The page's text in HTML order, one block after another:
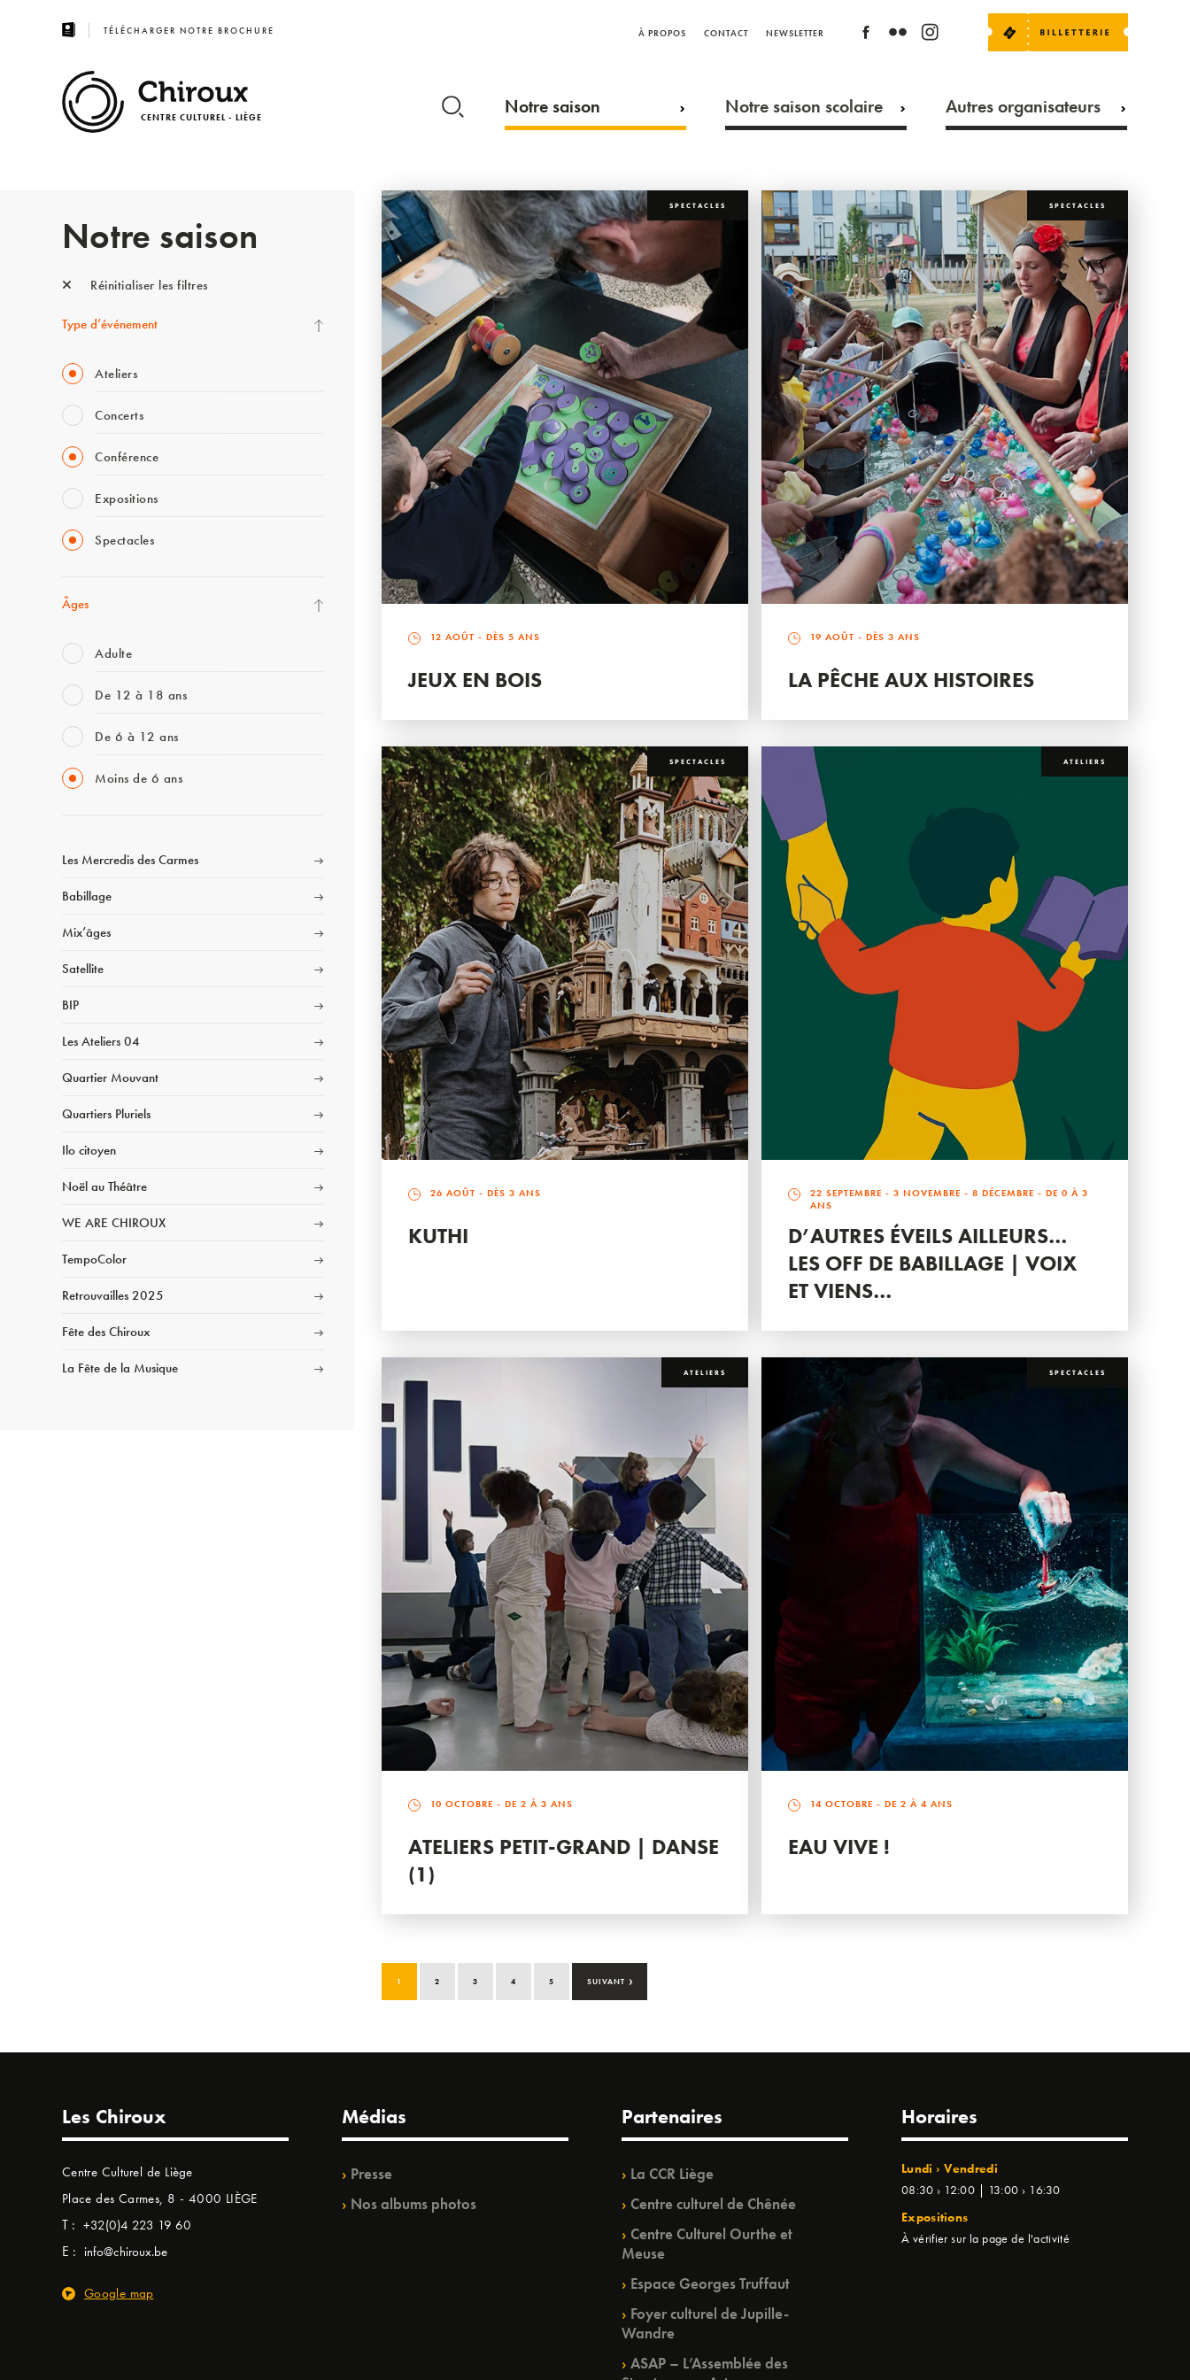
TÉLÉCHARGER NOTRE BROCHURE À PROPOS CONTACT NEWSLETTER
CENTRE CULTUREL - LIÈGE Notre saison Notre saison scolaire Autres organisateurs
Notre saison
Réinitialiser les filtres
Type d’événement
Ateliers
Concerts
Conférence
Expositions
Spectacles
Âges
Adulte
De 12 à 18 ans
De 6 à 12 ans
Moins de 6 ans
Les Mercredis des Carmes
Babillage
Mix’âges
Satellite
BIP
Les Ateliers 04
Quartier Mouvant
Quartiers Pluriels
Ilo citoyen
Noël au Théâtre
WE ARE CHIROUX
TempoColor
Retrouvailles 2025
Fête des Chiroux
La Fête de la Musique
SPECTACLES
12 AOÛT - DÈS 5 ANS
JEUX EN BOIS
SPECTACLES
19 AOÛT - DÈS 3 ANS
LA PÊCHE AUX HISTOIRES
SPECTACLES
26 AOÛT - DÈS 3 ANS
KUTHI
ATELIERS
22 SEPTEMBRE -3 NOVEMBRE -8 DÉCEMBRE - DE 0 À 3
ANS
D’AUTRES ÉVEILS AILLEURS…
LES OFF DE BABILLAGE | VOIX
ET VIENS…
ATELIERS
10 OCTOBRE - DE 2 À 3 ANS
ATELIERS PETIT-GRAND | DANSE
(1)
SPECTACLES
14 OCTOBRE - DE 2 À 4 ANS
EAU VIVE !
1 2 3 4 5 SUIVANT ›
Les Chiroux
Centre Culturel de Liège
Place des Carmes, 8 - 4000 LIÈGE
T : +32(0)4 223 19 60
E : info@chiroux.be
Google map
Médias
Presse
Nos albums photos
Partenaires
La CCR Liège
Centre culturel de Chênée
Centre Culturel Ourthe et
Meuse
Espace Georges Truffaut
Foyer culturel de Jupille-
Wandre
ASAP – L’Assemblée des
Horaires
Lundi › Vendredi
08:30 › 12:00 | 13:00 › 16:30
Expositions
À vérifier sur la page de l'activité